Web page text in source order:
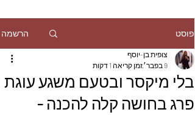
פוסט הרשמה
בלי מיקסר ובטעם משגע עוגת
פרג בחושה קלה להכנה -
צופית בן-יוסף
9 בפבר׳
זמן קריאה 1 דקות